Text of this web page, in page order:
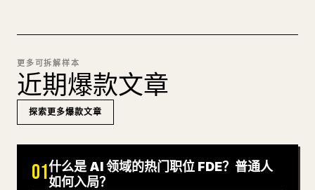
更多可拆解样本
近期爆款文章
探索更多爆款文章
01什么是 AI 领域的热门职位 FDE？普通人
如何入局？